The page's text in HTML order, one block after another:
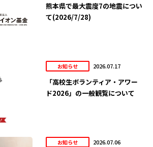
熊本県で最大震度7の地震につい
て(2026/7/28)
お知らせ 2026.07.17
「高校生ボランティア・アワー
ド2026」の一般観覧について
お知らせ 2026.07.06